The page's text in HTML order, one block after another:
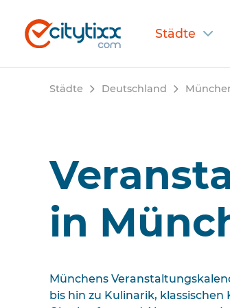
Städte
Städte Deutschland
in
Münchens
bis hin zu Kulinarik,